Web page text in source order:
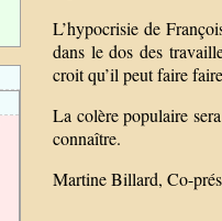
L’hypocrisie de
dans le dos des
croit qu’il peut faire
La colère populaire
connaître.
Martine Billard, Co-